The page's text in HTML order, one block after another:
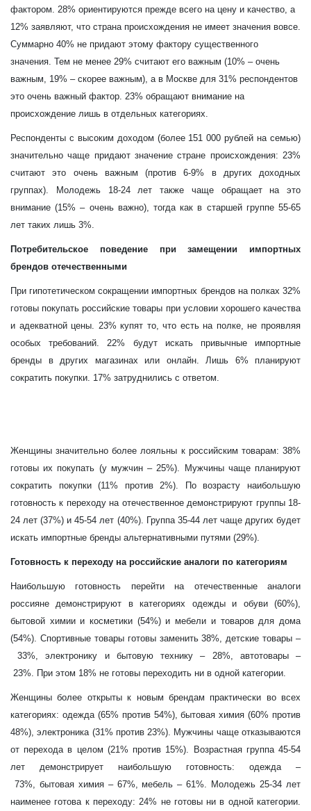
фактором. 28% ориентируются прежде всего на цену и качество, а
12% заявляют, что страна происхождения не имеет значения вовсе.
Суммарно 40% не придают этому фактору существенного
значения. Тем не менее 29% считают его важным (10% – очень
важным, 19% – скорее важным), а в Москве для 31% респондентов
это очень важный фактор. 23% обращают внимание на
происхождение лишь в отдельных категориях.
Респонденты с высоким доходом (более 151 000 рублей на семью)
значительно чаще придают значение стране происхождения: 23%
считают это очень важным (против 6-9% в других доходных
группах). Молодежь 18-24 лет также чаще обращает на это
внимание (15%– очень важно), тогда как в старшей группе 55-65
лет таких лишь 3%.
Потребительское поведение при замещении импортных
брендов отечественными
При гипотетическом сокращении импортных брендов на полках 32%
готовы покупать российские товары при условии хорошего качества
и адекватной цены. 23% купят то, что есть на полке, не проявляя
особых требований. 22% будут искать привычные импортные
бренды в других магазинах или онлайн. Лишь 6% планируют
сократить покупки. 17% затруднились с ответом.
Женщины значительно более лояльны к российским товарам: 38%
готовы их покупать (у мужчин–25%).
Мужчины чаще планируют
сократить покупки (11% против 2%). По возрасту наибольшую
готовность к переходу на отечественное демонстрируют группы 18-
24 лет (37%) и 45-54 лет (40%). Группа 35-44 лет чаще других будет
искать импортные бренды альтернативными путями (29%).
Готовность к переходу на российские аналоги по категориям
Наибольшую готовность перейти на отечественные аналоги
россияне демонстрируют в категориях одежды и обуви (60%),
бытовой химии и косметики (54%) и мебели и товаров для дома
(54%). Спортивные товары готовы заменить 38%, детские товары –
33%,электронику и бытовую технику–28%, автотовары–
23%. При этом 18% не готовы переходить ни в одной категории.
Женщины более открыты к новым брендам практически во всех
категориях: одежда (65% против 54%), бытовая химия (60% против
48%), электроника (31% против 23%). Мужчины чаще отказываются
от перехода в целом (21% против 15%). Возрастная группа 45-54
лет демонстрирует наибольшую готовность: одежда –
73%, бытовая химия –67%, мебель–61%. Молодежь 25-34 лет
наименее готова к переходу: 24% не готовы ни в одной категории.